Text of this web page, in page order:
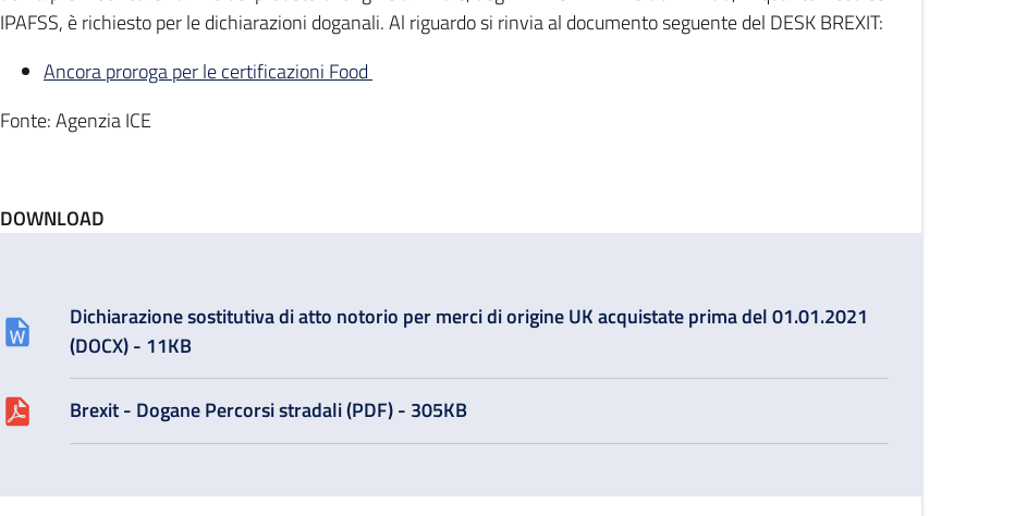
IPAFSS, è richiesto per le dichiarazioni doganali. Al riguardo si rinvia al documento seguente del DESK BREXIT:
Ancora proroga per le certificazioni Food
Fonte: Agenzia ICE
DOWNLOAD
Dichiarazione sostitutiva di atto notorio per merci di origine UK acquistate prima del 01.01.2021
(DOCX) - 11KB
Brexit - Dogane Percorsi stradali (PDF) - 305KB